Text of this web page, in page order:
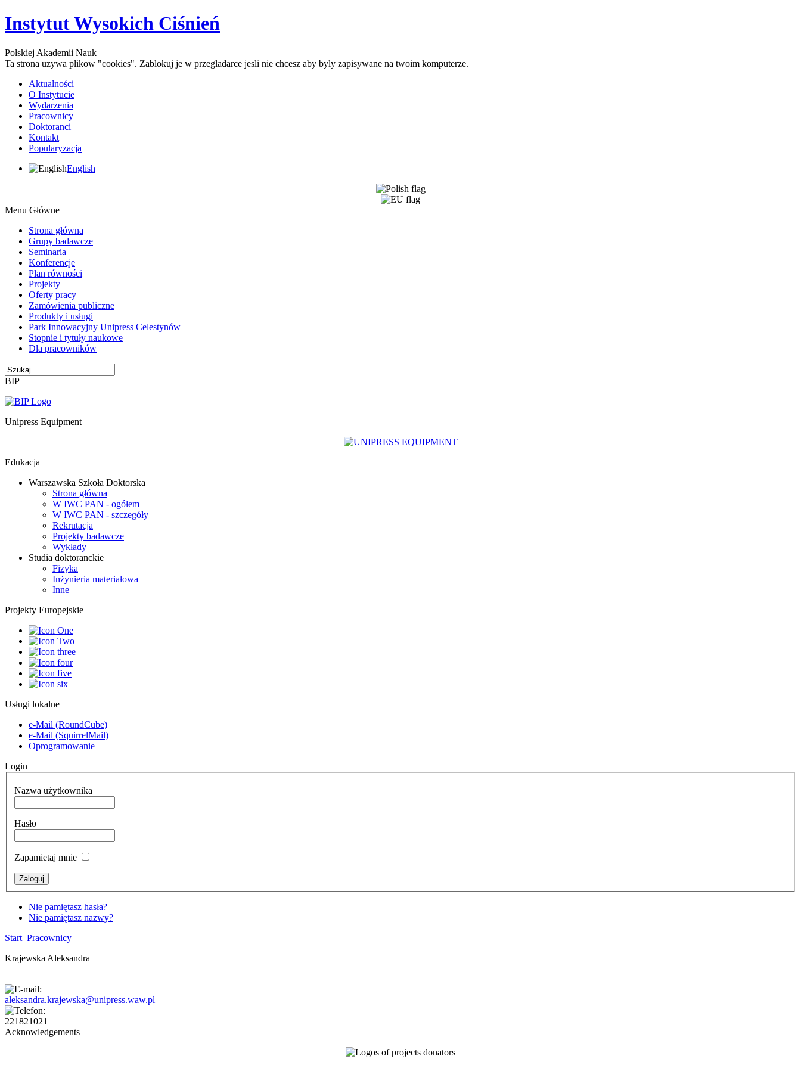
Instytut Wysokich Ciśnień
Polskiej Akademii Nauk
Ta strona uzywa plikow "cookies". Zablokuj je w przegladarce jesli nie chcesz aby byly zapisywane na twoim komputerze.
Aktualności
O Instytucie
Wydarzenia
Pracownicy
Doktoranci
Kontakt
Popularyzacja
English
Menu Główne
Strona główna
Grupy badawcze
Seminaria
Konferencje
Plan równości
Projekty
Oferty pracy
Zamówienia publiczne
Produkty i usługi
Park Innowacyjny Unipress Celestynów
Stopnie i tytuły naukowe
Dla pracowników
BIP
Unipress Equipment
Edukacja
Warszawska Szkoła Doktorska
Strona główna
W IWC PAN - ogółem
W IWC PAN - szczegóły
Rekrutacja
Projekty badawcze
Wykłady
Studia doktoranckie
Fizyka
Inżynieria materiałowa
Inne
Projekty Europejskie
Usługi lokalne
e-Mail (RoundCube)
e-Mail (SquirrelMail)
Oprogramowanie
Login
Nazwa użytkownika
Hasło
Zapamietaj mnie
Nie pamiętasz hasła?
Nie pamiętasz nazwy?
Start Pracownicy
Krajewska Aleksandra
aleksandra.krajewska@unipress.waw.pl
221821021
Acknowledgements